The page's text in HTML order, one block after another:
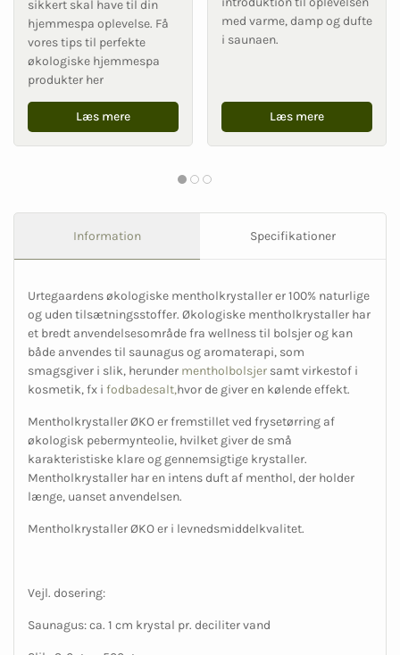
sikkert skal have til din
hjemmespa oplevelse. Få
vores tips til perfekte
økologiske hjemmespa
produkter her
Læs mere
med varme, damp og dufte
i saunaen.
Læs mere
Information Specifikationer
Urtegaardens økologiske mentholkrystaller er 100% naturlige
og uden tilsætningsstoffer. Økologiske mentholkrystaller har
et bredt anvendelsesområde fra wellness til bolsjer og kan
både anvendes til saunagus og aromaterapi, som
smagsgiver i slik, herunder mentholbolsjer samt virkestof i
kosmetik, fx i fodbadesalt,hvor de giver en kølende effekt.
Mentholkrystaller ØKO er fremstillet ved frysetørring af
økologisk pebermynteolie, hvilket giver de små
karakteristiske klare og gennemsigtige krystaller.
Mentholkrystaller har en intens duft af menthol, der holder
længe, uanset anvendelsen.
Mentholkrystaller ØKO er i levnedsmiddelkvalitet.
Vejl. dosering:
Saunagus: ca. 1 cm krystal pr. deciliter vand